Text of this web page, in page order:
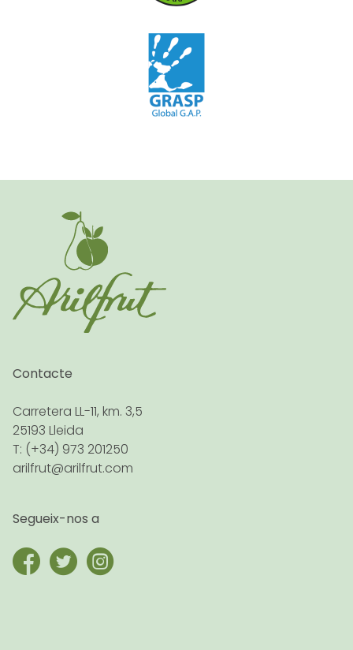
Contacte
Carretera LL-11, km. 3,5
25193 Lleida
T: (+34) 973 201250
arilfrut@arilfrut.com
Segueix-nos a